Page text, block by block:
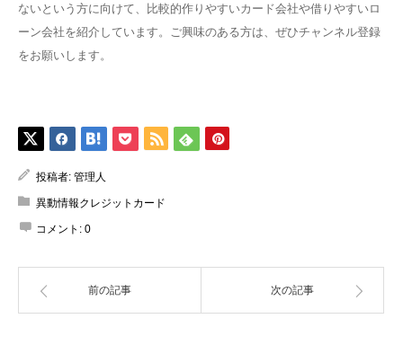
ないという方に向けて、比較的作りやすいカード会社や借りやすいロ
ーン会社を紹介しています。ご興味のある方は、ぜひチャンネル登録
をお願いします。
投稿者: 管理人
異動情報クレジットカード
コメント: 0
前の記事 次の記事